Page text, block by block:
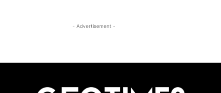
- Advertisement -